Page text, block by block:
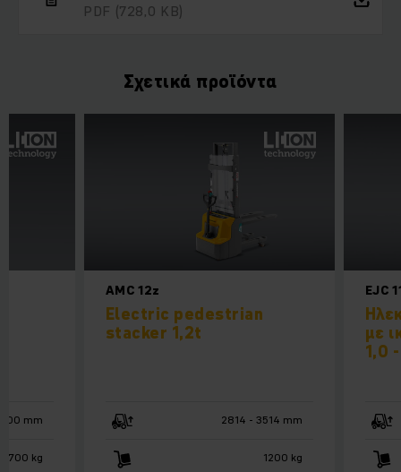
PDF (728,0 KB)
Σχετικά προϊόντα
AMC 12z
Electric pedestrian
stacker 1,2t
2814 - 3514 mm
1200 kg
EJC
με
1,0
mm
kg